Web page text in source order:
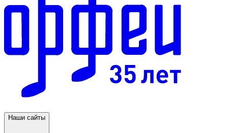
Наши сайты